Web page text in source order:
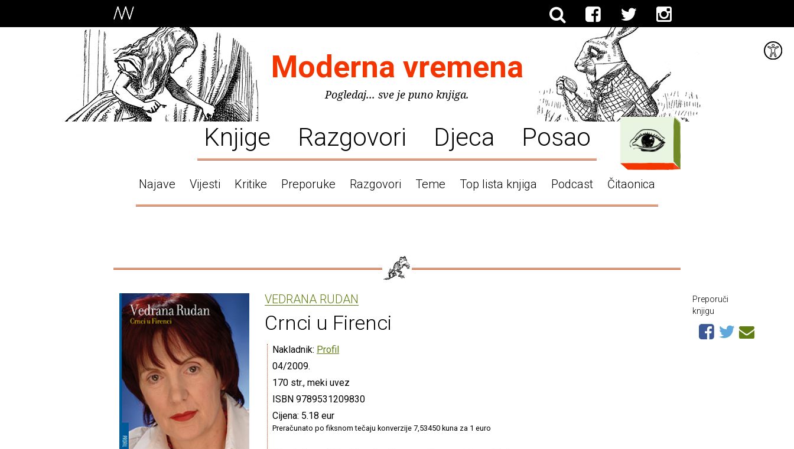
Moderna vremena
Pogledaj... sve je puno knjiga.
Knjige Razgovori Djeca Posao
Najave Vijesti Kritike Preporuke Razgovori Teme Top lista knjiga Podcast Čitaonica
VEDRANA RUDAN
Crnci u Firenci
Nakladnik: Profil
04/2009.
170 str., meki uvez
ISBN 9789531209830
Cijena: 5.18 eur
Preračunato po fiksnom tečaju konverzije 7,53450 kuna za 1 euro
Preporuči
knjigu